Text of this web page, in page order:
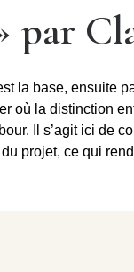
par
la base, ensuite
la distinction
Il s’agit ici de
projet, ce qui